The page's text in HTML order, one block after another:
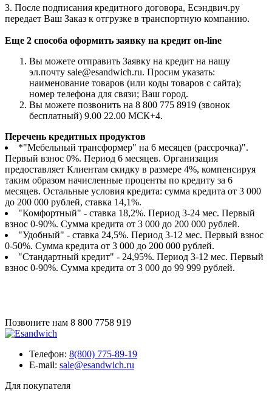
3. После подписания кредитного договора, Есэндвич.ру
передает Ваш Заказ к отгрузке в транспортную компанию.
Еще 2 способа оформить заявку на кредит on-line
Вы можете отправить Заявку на кредит на нашу
эл.почту sale@esandwich.ru. Просим указать:
наименование товаров (или коды товаров с сайта);
номер телефона для связи; Ваш город.
Вы можете позвонить на 8 800 775 8919 (звонок
бесплатный) 9.00 22.00 МСК+4.
Перечень кредитных продуктов
*"Мебельный трансформер" на 6 месяцев (рассрочка)".
Первый взнос 0%. Период 6 месяцев. Организация
предоставляет Клиентам скидку в размере 4%, компенсируя
таким образом начисленные проценты по кредиту за 6
месяцев. Остальные условия кредита: сумма кредита от 3 000
до 200 000 рублей, ставка 14,1%.
"Комфортный" - ставка 18,2%. Период 3-24 мес. Первый
взнос 0-90%. Сумма кредита от 3 000 до 200 000 рублей.
"Удобный" - ставка 24,5%. Период 3-12 мес. Первый взнос
0-50%. Сумма кредита от 3 000 до 200 000 рублей.
"Стандартный кредит" - 24,95%. Период 3-12 мес. Первый
взнос 0-90%. Сумма кредита от 3 000 до 99 999 рублей.
Позвоните нам 8 800 7758 919
Телефон: 8(800) 775-89-19
E-mail: sale@esandwich.ru
Для покупателя